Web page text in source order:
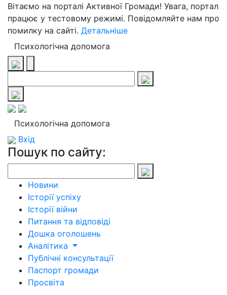
Вітаємо на порталі Активної Громади! Увага, портал
працює у тестовому режимі. Повідомляйте нам про
помилку на сайті. Детальніше
Психологічна допомога
Психологічна допомога
Вхід
Пошук по сайту:
Новини
Історії успіху
Історії війни
Питання та відповіді
Дошка оголошень
Аналітика
Публічні консультації
Паспорт громади
Просвіта